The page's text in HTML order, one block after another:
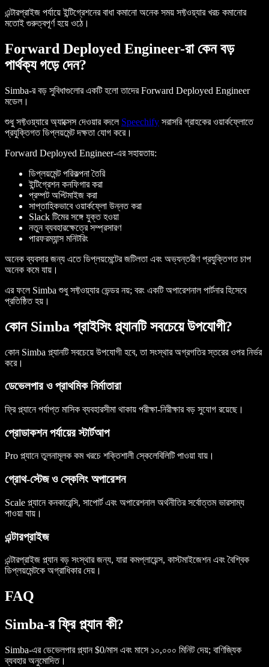
এন্টারপ্রাইজ পর্যায়ে ইন্টিগ্রেশনের বাধা কমানো অনেক সময় সফ্টওয়্যার খরচ কমানোর
মতোই গুরুত্বপূর্ণ হয়ে ওঠে।
Forward Deployed Engineer-রা কেন বড়
পার্থক্য গড়ে দেন?
Simba-র বড় সুবিধাগুলোর একটি হলো তাদের Forward Deployed Engineer
মডেল।
শুধু সফ্টওয়্যারে অ্যাক্সেস দেওয়ার বদলে Speechify সরাসরি গ্রাহকের ওয়ার্কফ্লোতে
প্রযুক্তিগত ডিপ্লয়মেন্ট দক্ষতা যোগ করে।
Forward Deployed Engineer-এর সহায়তায়:
ডিপ্লয়মেন্ট পরিকল্পনা তৈরি
ইন্টিগ্রেশন কনফিগার করা
প্রম্পট অপ্টিমাইজ করা
সাপ্তাহিকভাবে ওয়ার্কফ্লো উন্নত করা
Slack টিমের সঙ্গে যুক্ত হওয়া
নতুন ব্যবহারক্ষেত্রে সম্প্রসারণ
পারফরম্যান্স মনিটরিং
অনেক ব্যবসার জন্য এতে ডিপ্লয়মেন্টের জটিলতা এবং অভ্যন্তরীণ প্রযুক্তিগত চাপ
অনেক কমে যায়।
এর ফলে Simba শুধু সফ্টওয়্যার ভেন্ডর নয়; বরং একটি অপারেশনাল পার্টনার হিসেবে
প্রতিষ্ঠিত হয়।
কোন Simba প্রাইসিং প্ল্যানটি সবচেয়ে উপযোগী?
কোন Simba প্ল্যানটি সবচেয়ে উপযোগী হবে, তা সংস্থার অগ্রগতির স্তরের ওপর নির্ভর
করে।
ডেভেলপার ও প্রাথমিক নির্মাতারা
ফ্রি প্ল্যানে পর্যাপ্ত মাসিক ব্যবহারসীমা থাকায় পরীক্ষা-নিরীক্ষার বড় সুযোগ রয়েছে।
প্রোডাকশন পর্যায়ের স্টার্টআপ
Pro প্ল্যানে তুলনামূলক কম খরচে শক্তিশালী স্কেলেবিলিটি পাওয়া যায়।
গ্রোথ-স্টেজ ও স্কেলিং অপারেশন
Scale প্ল্যানে কনকারেন্সি, সাপোর্ট এবং অপারেশনাল অর্থনীতির সর্বোত্তম ভারসাম্য
পাওয়া যায়।
এন্টারপ্রাইজ
এন্টারপ্রাইজ প্ল্যান বড় সংস্থার জন্য, যারা কমপ্লায়েন্স, কাস্টমাইজেশন এবং বৈশ্বিক
ডিপ্লয়মেন্টকে অগ্রাধিকার দেয়।
FAQ
Simba-র ফ্রি প্ল্যান কী?
Simba-এর ডেভেলপার প্ল্যান $0/মাস এবং মাসে ১০,০০০ মিনিট দেয়; বাণিজ্যিক
ব্যবহার অনুমোদিত।